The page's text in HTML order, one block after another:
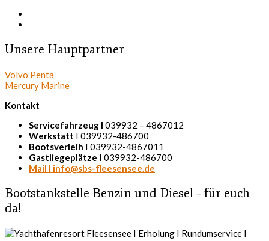
Unsere Hauptpartner
Volvo Penta
Mercury Marine
Kontakt
Servicefahrzeug I 039932 – 4867012
Werkstatt I 039932-486700
Bootsverleih I 039932-4867011
Gastliegeplätze I 039932-486700
Mail I info@sbs-fleesensee.de
Bootstankstelle Benzin und Diesel – für euch
da!